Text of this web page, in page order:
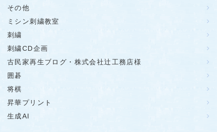
その他
ミシン刺繍教室
刺繍
刺繍CD企画
古民家再生ブログ・株式会社辻工務店様
囲碁
将棋
昇華プリント
生成AI